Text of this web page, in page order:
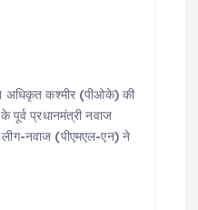
कश्मीर (पीओके) की
पूर्व प्रधानमंत्री नवाज
लीग-नवाज (पीएमएल-एन) ने